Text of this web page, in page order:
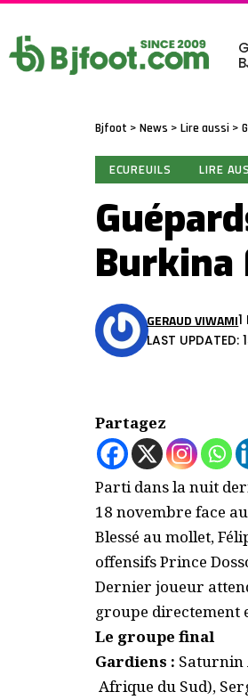
Bjfoot > News > Lire aussi >
ECUREUILS LIRE
Burkina
LAST UPDATED:
GERAUD VIWAMI1
Partagez
Parti dans la nuit
18 novembre face
Blessé au mollet,
offensifs Prince
Dernier joueur
groupe directement
Le groupe final
Gardiens : Saturnin
Afrique du Sud),